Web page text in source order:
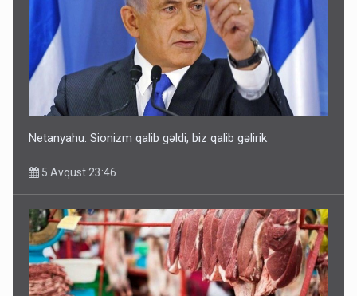
Rusiya Azərbaycan vətədaşlarını deport etdi
5 Avqust 11:53
Rusiya azərbaycanlı diasporun obyektini məhv etdi -
Netanyahu: Sionizm qalib gəldi, biz qalib gəlirik
5 Avqust 23:46